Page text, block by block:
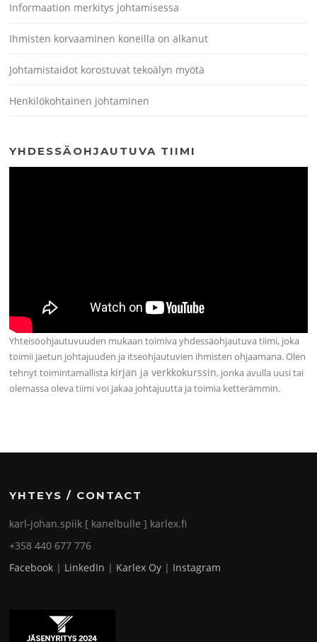
Informaation merkitys johtamisessa
Ihmisten korvaaminen koneilla on alkanut
Johtamistaidot korostuvat tekoälyn myötä
Henkilökohtainen johtaminen
YHDESSÄOHJAUTUVA TIIMI
Yhteisöohjautuvuuden mukaan toimiva yhdessäohjautuva tiimi, joka
toimii jaetun johtajuuden ja itseohjautuvien ihmisten ohjaamana. Olen
tehnyt toimintamallista kirjan ja verkkokurssin, jonka avulla uusi tai
olemassa oleva tiimi voi jakaa johtajuutta ja toimia ketterämmin.
YHTEYS / CONTACT
karl-johan.spiik [ kanelbulle ] karlex.fi
+358 440 677 776
Facebook | LinkedIn | Karlex Oy | Instagram